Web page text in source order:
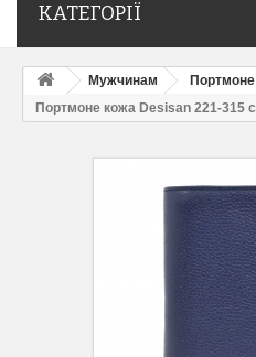
КАТЕГОРІЇ
Мужчинам Портмоне
Портмоне кожа Desisan 221-315